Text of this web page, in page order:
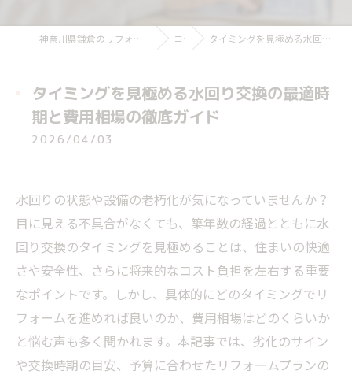
神奈川県鎌倉のリフォームならりふぉ～む本舗 湘南鎌倉店 コラム タイミングを見極める水回り交換の最適時期と費用相場の徹底ガイド
タイミングを見極める水回り交換の最適時
期と費用相場の徹底ガイド
2026/04/03
水回りの状態や設備の老朽化が気になっていませんか？
目に見える不具合がなくても、築年数の経過とともに水
回り交換のタイミングを見極めることは、住まいの快適
さや安全性、さらに将来的なコスト負担を左右する重要
なポイントです。しかし、具体的にどのタイミングでリ
フォームを進めれば良いのか、費用相場はどのくらいか
と悩む声も多く聞かれます。本記事では、劣化のサイン
や交換時期の目安、予算に合わせたリフォームプランの